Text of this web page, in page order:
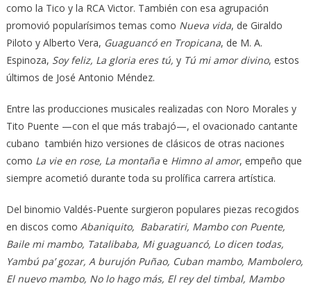
como la Tico y la RCA Victor. También con esa agrupación
promovió popularísimos temas como Nueva vida, de Giraldo
Piloto y Alberto Vera, Guaguancó en Tropicana, de M. A.
Espinoza, Soy feliz, La gloria eres tú, yTú mi amor divino, estos
últimos de José Antonio Méndez.
Entre las producciones musicales realizadas con Noro Morales y
Tito Puente —con el que más trabajó—, el ovacionado cantante
cubano también hizo versiones de clásicos de otras naciones
como La vie en rose, La montaña e Himno al amor, empeño que
siempre acometió durante toda su prolífica carrera artística.
Del binomio Valdés-Puente surgieron populares piezas recogidos
en discos como Abaniquito, Babaratiri, Mambo con Puente,
Baile mi mambo, Tatalibaba, Mi guaguancó, Lo dicen todas,
Yambú pa’ gozar, A burujón Puñao, Cuban mambo, Mambolero,
El nuevo mambo, No lo hago más, El rey del timbal, Mambo